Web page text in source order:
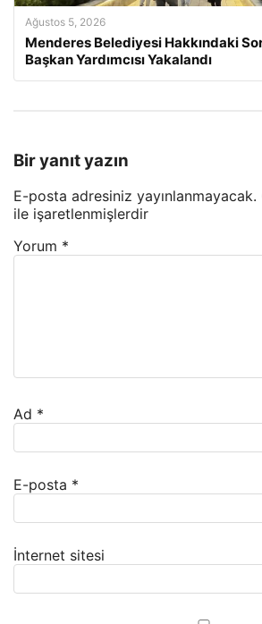
Ağustos 5, 2026
Menderes Belediyesi Hakkındaki
Başkan Yardımcısı Yakalandı
Bir yanıt yazın
E-posta adresiniz yayınlanmayacak.
ile işaretlenmişlerdir
Yorum *
Ad *
E-posta *
İnternet sitesi